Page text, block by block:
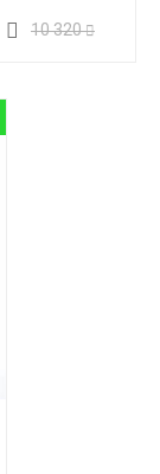
10 320